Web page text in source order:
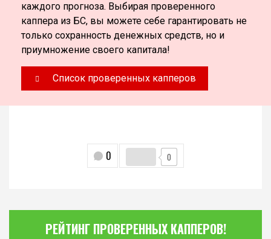
каждого прогноза. Выбирая проверенного
каппера из БС, вы можете себе гарантировать не
только сохранность денежных средств, но и
приумножение своего капитала!
Список проверенных капперов
0 0
РЕЙТИНГ ПРОВЕРЕННЫХ КАППЕРОВ!